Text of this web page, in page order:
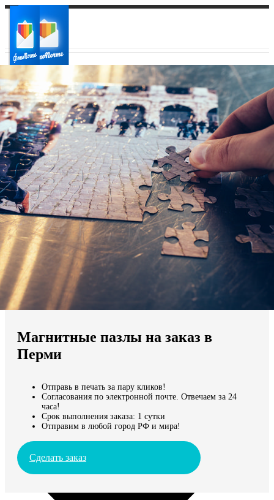
Ваш город:
Ваш регион доставки
Выберите из списка:
Мы доставляем по всему миру
Продолжить без города
Магнитные пазлы на заказ в
Перми
Отправь в печать за пару кликов!
Согласования по электронной почте. Отвечаем за 24
часа!
Срок выполнения заказа: 1 сутки
Отправим в любой город РФ и мира!
Сделать заказ